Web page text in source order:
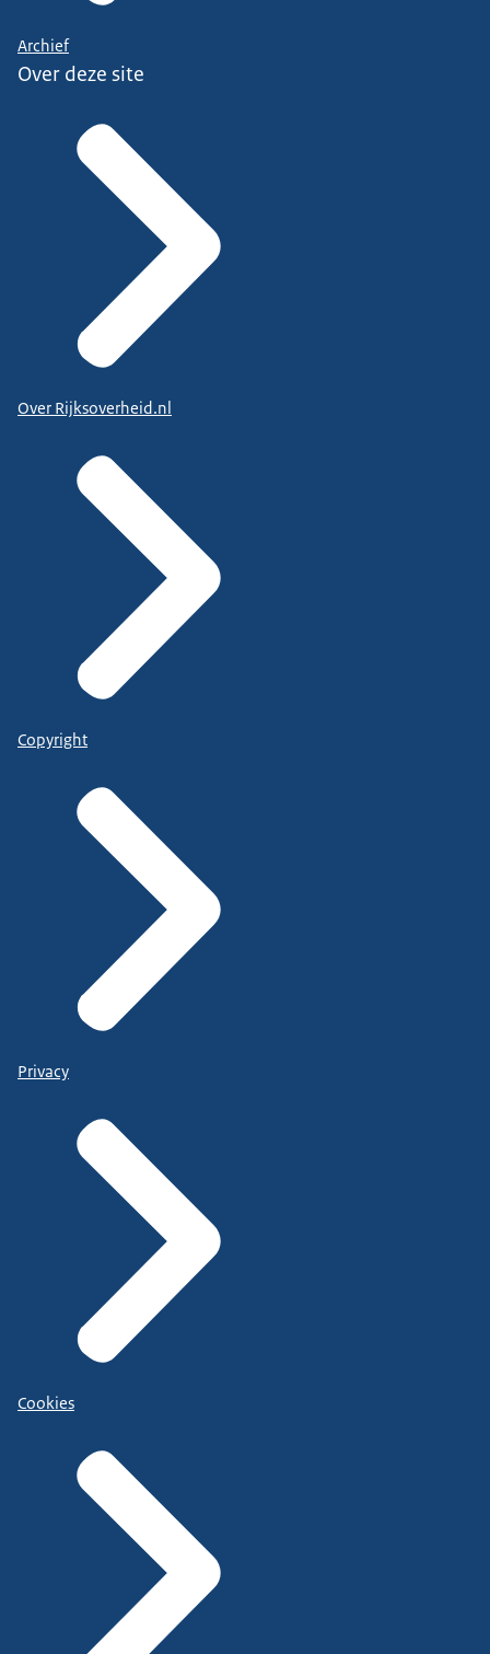
Archief
Over deze site
Over Rijksoverheid.nl
Copyright
Privacy
Cookies